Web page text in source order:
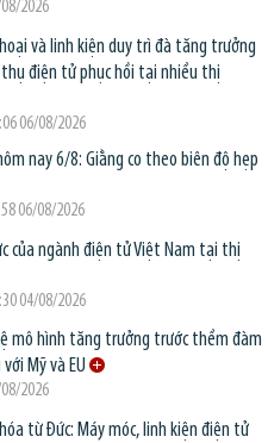
2026
và linh kiện duy trì đà tăng trưởng
điện tử phục hồi tại nhiều thị
06/08/2026
nay 6/8: Giằng co theo biên độ hẹp
06/08/2026
của ngành điện tử Việt Nam tại thị
04/08/2026
mô hình tăng trưởng trước thềm đàm
Mỹ và EU
2026
từ Đức: Máy móc, linh kiện điện tử